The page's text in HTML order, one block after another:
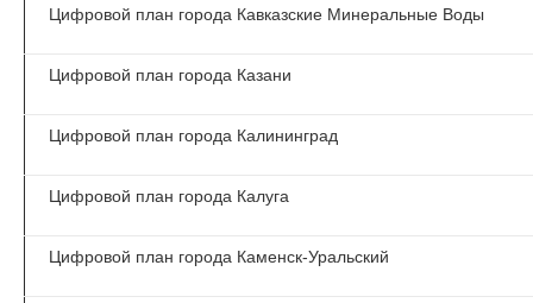
Цифровой план города Кавказские Минеральные Воды
Цифровой план города Казани
Цифровой план города Калининград
Цифровой план города Калуга
Цифровой план города Каменск-Уральский